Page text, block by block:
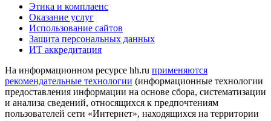
Этика и комплаенс
Оказание услуг
Использование сайтов
Защита персональных данных
ИТ аккредитация
На информационном ресурсе hh.ru применяются
рекомендательные технологии (информационные технологии
предоставления информации на основе сбора, систематизации
и анализа сведений, относящихся к предпочтениям
пользователей сети «Интернет», находящихся на территории